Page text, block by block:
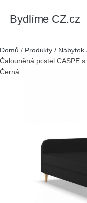
Bydlíme CZ.cz
Domů / Produkty / Nábytek
Čalouněná postel CASPE
Černá